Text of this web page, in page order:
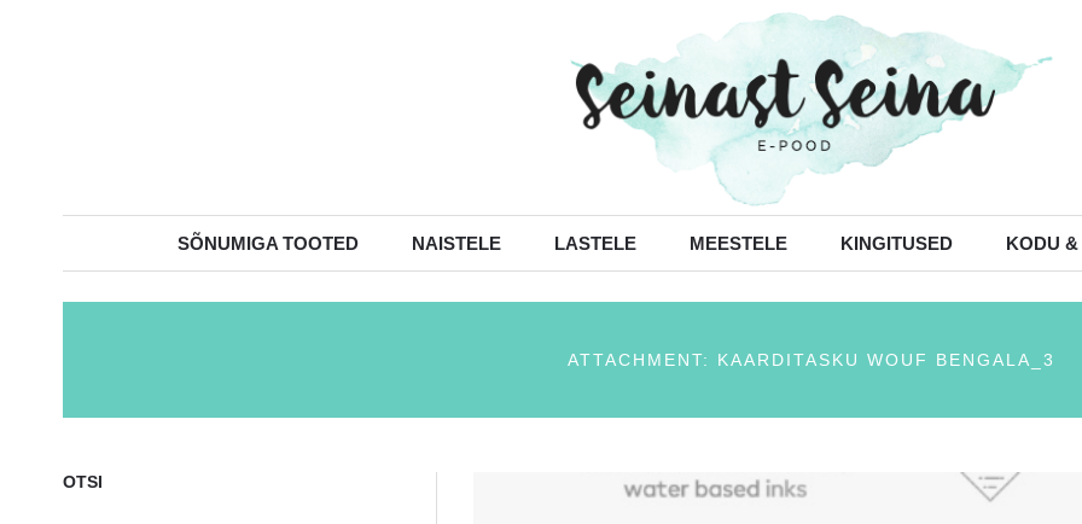
SÕNUMIGA TOOTED NAISTELE LASTELE MEESTELE KINGITUSED KODU &
ATTACHMENT: KAARDITASKU WOUF BENGALA_3
OTSI